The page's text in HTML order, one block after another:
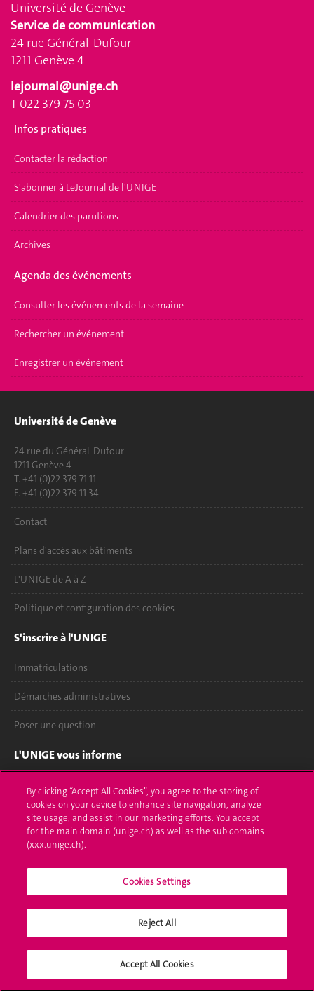
Université de Genève
Service de communication
24 rue Général-Dufour
1211 Genève 4
lejournal@unige.ch
T 022 379 75 03
Infos pratiques
Contacter la rédaction
S'abonner à LeJournal de l'UNIGE
Calendrier des parutions
Archives
Agenda des événements
Consulter les événements de la semaine
Rechercher un événement
Enregistrer un événement
Université de Genève
24 rue du Général-Dufour
1211 Genève 4
T. +41 (0)22 379 71 11
F. +41 (0)22 379 11 34
Contact
Plans d'accès aux bâtiments
L'UNIGE de A à Z
Politique et configuration des cookies
S'inscrire à l'UNIGE
Immatriculations
Démarches administratives
Poser une question
L'UNIGE vous informe
UNIGE Mobile
Médias
Offres d'emploi
Bibliothèque
Calendrier académique
By clicking “Accept All Cookies”, you agree to the storing of
cookies on your device to enhance site navigation, analyze
site usage, and assist in our marketing efforts. You accept
for the main domain (unige.ch) as well as the sub domains
(xxx.unige.ch).
Cookies Settings
Reject All
Accept All Cookies